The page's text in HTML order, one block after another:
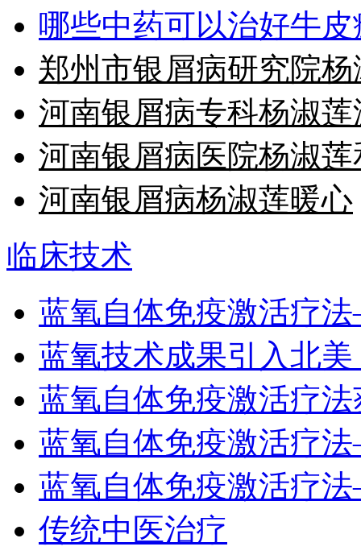
哪些中药可以治好牛皮
郑州市银屑病研究院
河南银屑病专科杨淑莲
河南银屑病医院杨淑莲
河南银屑病杨淑莲暖心
临床技术
蓝氧自体免疫激活疗
蓝氧技术成果引入北
蓝氧自体免疫激活疗
蓝氧自体免疫激活疗
蓝氧自体免疫激活疗
传统中医治疗